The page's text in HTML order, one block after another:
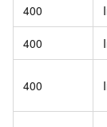
400
400
400